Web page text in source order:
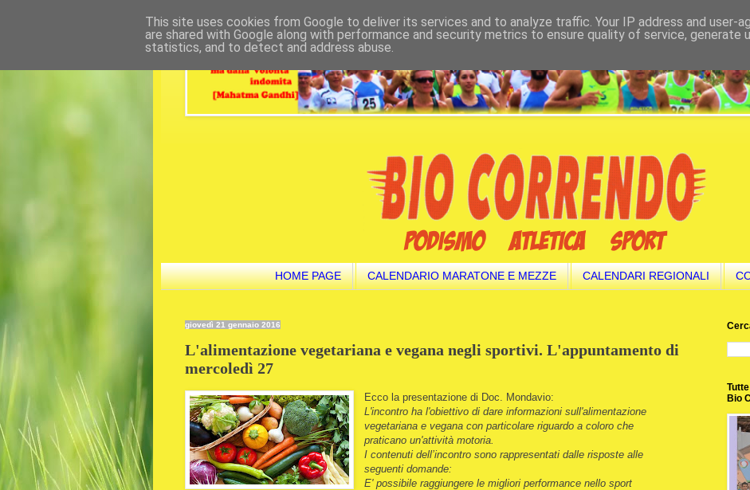
HOME PAGE CALENDARIO MARATONE E MEZZE CALENDARI REGIONALI
giovedì 21 gennaio 2016
L'alimentazione vegetariana e vegana negli sportivi. L'appuntamento di
mercoledì 27
Ecco la presentazione di Doc. Mondavio:
L'incontro ha l'obiettivo di dare informazioni sull'alimentazione
vegetariana e vegana con particolare riguardo a coloro che
praticano un'attivitàmotoria.
I contenuti dell’incontro sono rappresentati dalle risposte alle
seguenti domande:
E' possibile raggiungere le migliori performance nello sport
Bio
This site uses cookies from Google to deliver its services and to analyze traffic. Your IP address and user-
are shared with Google along with performance and security metrics to ensure quality of service, generate
statistics, and to detect and address abuse.